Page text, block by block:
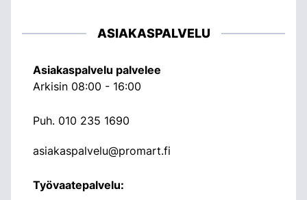
ASIAKASPALVELU
Asiakaspalvelu palvelee
Arkisin 08:00 - 16:00
Puh. 010 235 1690
asiakaspalvelu@promart.fi
Työvaatepalvelu: